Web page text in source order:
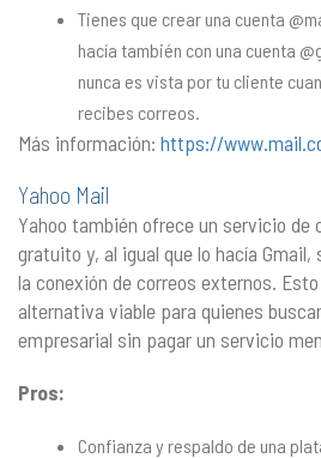
Tienes que crear una cuenta
hacía también con una cuenta
nunca es vista por tu cliente
recibes correos.
Más información: https://
Yahoo Mail
Yahoo también ofrece un servicio de
gratuito y, al igual que lo hacía
la conexión de correos externos.
alternativa viable para quienes
empresarial sin pagar un servicio
Pros:
Confianza y respaldo de una